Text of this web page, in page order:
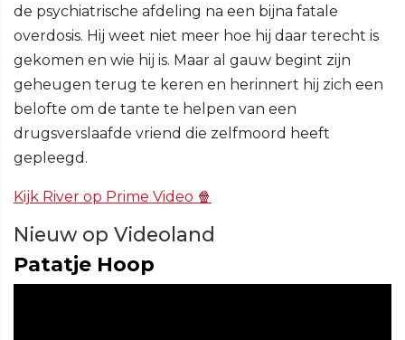
de psychiatrische afdeling na een bijna fatale
overdosis. Hij weet niet meer hoe hij daar terecht is
gekomen en wie hij is. Maar al gauw begint zijn
geheugen terug te keren en herinnert hij zich een
belofte om de tante te helpen van een
drugsverslaafde vriend die zelfmoord heeft
gepleegd.
Kijk River op Prime Video 🍿
Nieuw op Videoland
Patatje Hoop